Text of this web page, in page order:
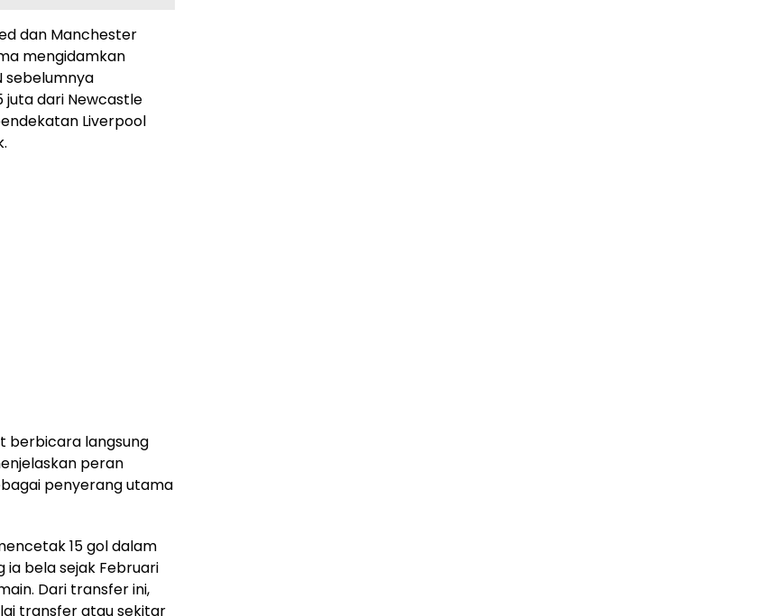
dan Manchester
mengidamkan
sebelumnya
dari Newcastle
Liverpool
berbicara langsung
peran
penyerang utama
15 gol dalam
ia bela sejak Februari
Dari transfer ini,
transfer atau sekitar